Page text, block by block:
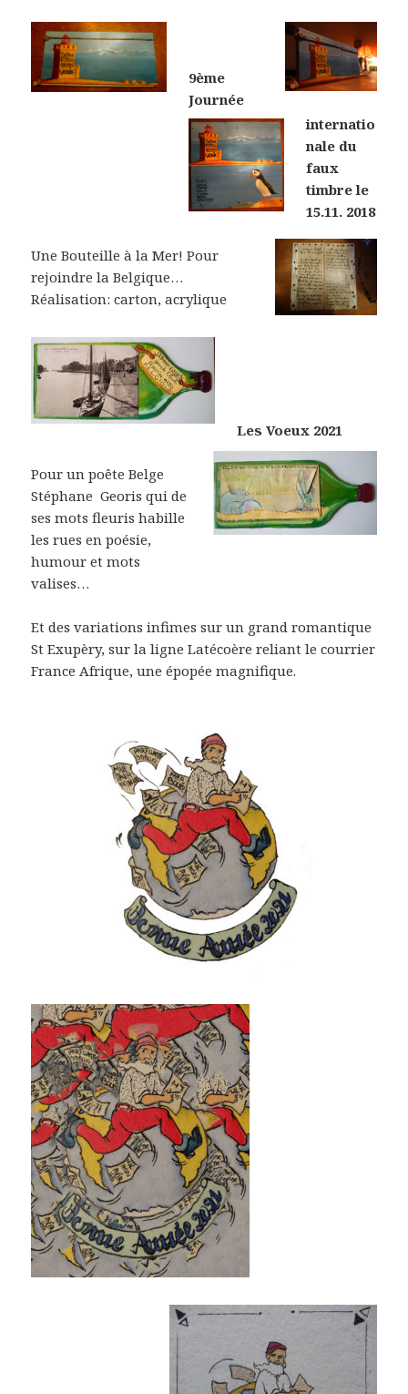
9ème
Journée
internatio
nale du
faux
timbrele
15.11. 2018
Une Bouteille à la Mer! Pour
rejoindre la Belgique…
Réalisation: carton, acrylique
Les Voeux 2021
Pour un poête Belge
Stéphane Georis qui de
ses mots fleuris habille
les rues en poésie,
humour et mots
valises…
Et des variations infimes sur un grand romantique
St Exupèry, sur la ligne Latécoère reliant le courrier
France Afrique, une épopée magnifique.